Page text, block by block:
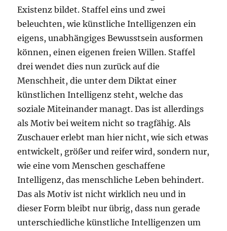
Existenz bildet. Staffel eins und zwei
beleuchten, wie künstliche Intelligenzen ein
eigens, unabhängiges Bewusstsein ausformen
können, einen eigenen freien Willen. Staffel
drei wendet dies nun zurück auf die
Menschheit, die unter dem Diktat einer
künstlichen Intelligenz steht, welche das
soziale Miteinander managt. Das ist allerdings
als Motiv bei weitem nicht so tragfähig. Als
Zuschauer erlebt man hier nicht, wie sich etwas
entwickelt, größer und reifer wird, sondern nur,
wie eine vom Menschen geschaffene
Intelligenz, das menschliche Leben behindert.
Das als Motiv ist nicht wirklich neu und in
dieser Form bleibt nur übrig, dass nun gerade
unterschiedliche künstliche Intelligenzen um